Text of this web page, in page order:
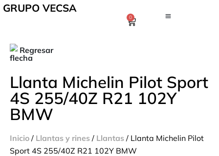
GRUPO VECSA
0
Regresar
Llanta Michelin Pilot Sport
4S 255/40Z R21 102Y
BMW
Inicio / Llantas y rines / Llantas / Llanta Michelin Pilot
Sport 4S 255/40Z R21 102Y BMW